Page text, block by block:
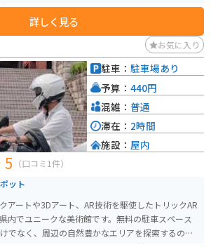
し変わっていて、厄を落としたい方にはオススメで
詳しく見る
お気に入り
5 （口コミ1件）
ット
アートや3Dアート、AR技術を駆使したトリックAR
内でユニークな美術館です。無料の駐車スペース
でなく、周辺の自然豊かなエリアを探索するのに
駐車： 駐車場あり
予算： 440円
混雑： 普通
滞在： 2時間
施設： 屋内